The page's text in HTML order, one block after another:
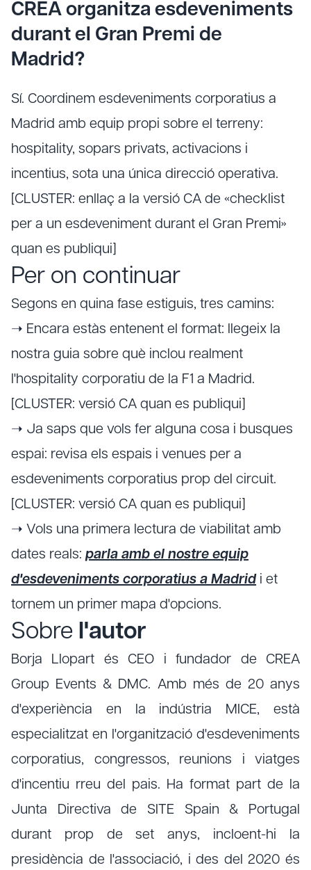
CREA organitza esdeveniments
durant el Gran Premi de
Madrid?
Sí. Coordinem esdeveniments corporatius a
Madrid amb equip propi sobre el terreny:
hospitality, sopars privats, activacions i
incentius, sota una única direcció operativa.
[CLUSTER: enllaç a la versió CA de «checklist
per a un esdeveniment durant el Gran Premi»
quan es publiqui]
Per on continuar
Segons en quina fase estiguis, tres camins:
➝ Encara estàs entenent el format: llegeix la
nostra guia sobre què inclou realment
l'hospitality corporatiu de la F1 a Madrid.
[CLUSTER: versió CA quan es publiqui]
➝ Ja saps que vols fer alguna cosa i busques
espai: revisa els espais i venues per a
esdeveniments corporatius prop del circuit.
[CLUSTER: versió CA quan es publiqui]
➝ Vols una primera lectura de viabilitat amb
dates reals: parla amb el nostre equip
d'esdeveniments corporatius a Madrid i et
tornem un primer mapa d'opcions.
Sobre l'autor
Borja Llopart és CEO i fundador de CREA
Group Events & DMC. Amb més de 20 anys
d'experiència en la indústria MICE, està
especialitzat en l'organització d'esdeveniments
corporatius, congressos, reunions i viatges
d'incentiu rreu del pais. Ha format part de la
Junta Directiva de SITE Spain & Portugal
durant prop de set anys, incloent-hi la
presidència de l'associació, i des del 2020 és